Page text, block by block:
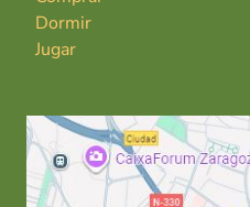
Dormir
Jugar